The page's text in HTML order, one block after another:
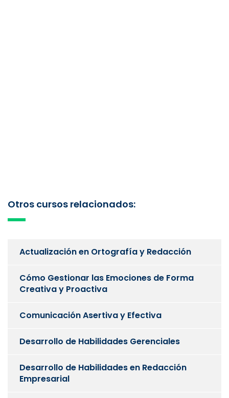
Otros cursos relacionados:
Actualización en Ortografía y Redacción
Cómo Gestionar las Emociones de Forma
Creativa y Proactiva
Comunicación Asertiva y Efectiva
Desarrollo de Habilidades Gerenciales
Desarrollo de Habilidades en Redacción
Empresarial